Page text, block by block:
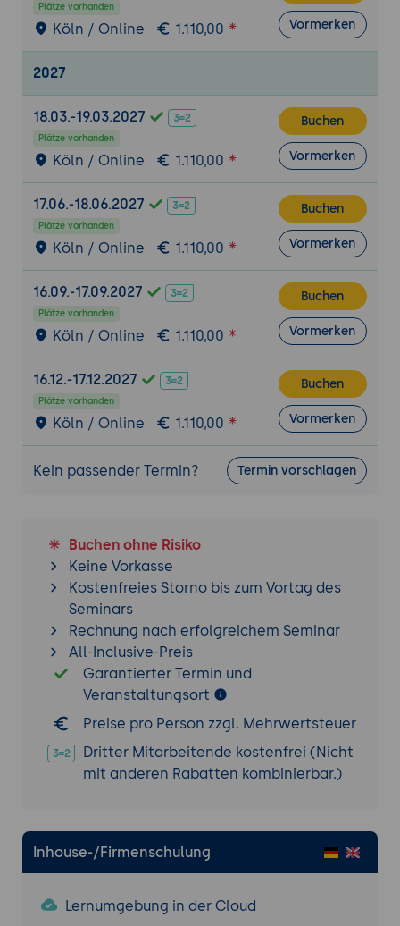
Plätze vorhanden
Köln / Online 1.110,00 Vormerken
2027
18.03.-19.03.2027
Plätze vorhanden
Köln / Online 1.110,00
Buchen
Vormerken
17.06.-18.06.2027
Plätze vorhanden
Köln / Online 1.110,00
Buchen
Vormerken
16.09.-17.09.2027
Plätze vorhanden
Köln / Online 1.110,00
Buchen
Vormerken
16.12.-17.12.2027
Plätze vorhanden
Köln / Online 1.110,00
Buchen
Vormerken
Kein passender Termin? Termin vorschlagen
Buchen ohne Risiko
Keine Vorkasse
Kostenfreies Storno bis zum Vortag des
Seminars
Rechnung nach erfolgreichem Seminar
All-Inclusive-Preis
Garantierter Termin und
Veranstaltungsort
Preise pro Person zzgl. Mehrwertsteuer
Dritter Mitarbeitende kostenfrei (Nicht
mit anderen Rabatten kombinierbar.)
Inhouse-/Firmenschulung
Lernumgebung in der Cloud